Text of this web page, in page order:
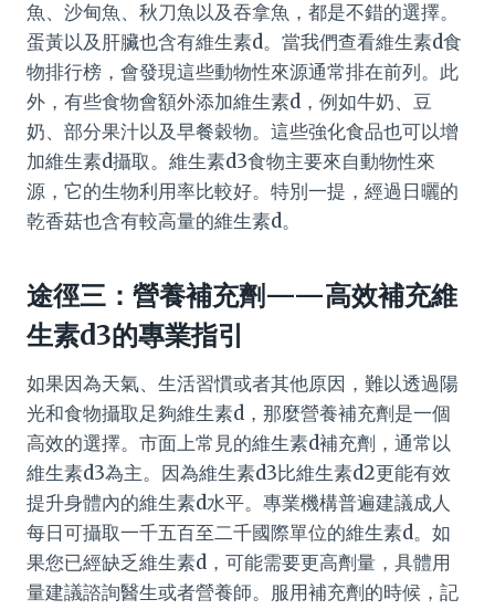
魚、沙甸魚、秋刀魚以及吞拿魚，都是不錯的選擇。
蛋黃以及肝臟也含有維生素d。當我們查看維生素d食
物排行榜，會發現這些動物性來源通常排在前列。此
外，有些食物會額外添加維生素d，例如牛奶、豆
奶、部分果汁以及早餐穀物。這些強化食品也可以增
加維生素d攝取。維生素d3食物主要來自動物性來
源，它的生物利用率比較好。特別一提，經過日曬的
乾香菇也含有較高量的維生素d。
途徑三：營養補充劑——高效補充維
生素d3的專業指引
如果因為天氣、生活習慣或者其他原因，難以透過陽
光和食物攝取足夠維生素d，那麼營養補充劑是一個
高效的選擇。市面上常見的維生素d補充劑，通常以
維生素d3為主。因為維生素d3比維生素d2更能有效
提升身體內的維生素d水平。專業機構普遍建議成人
每日可攝取一千五百至二千國際單位的維生素d。如
果您已經缺乏維生素d，可能需要更高劑量，具體用
量建議諮詢醫生或者營養師。服用補充劑的時候，記